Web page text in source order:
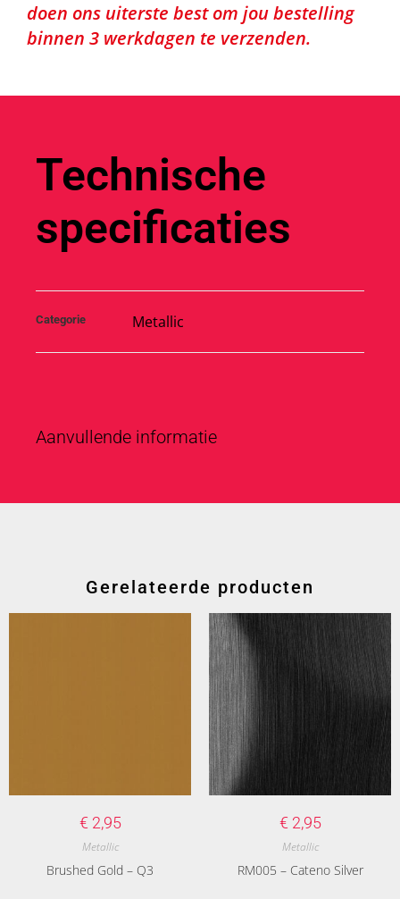
doen ons uiterste best om jou bestelling
binnen 3 werkdagen te verzenden.
Technische
specificaties
Categorie Metallic
Aanvullende informatie
Gerelateerde producten
€ 2,95
Metallic
Brushed Gold – Q3
€ 2,95
Metallic
RM005 – Cateno Silver